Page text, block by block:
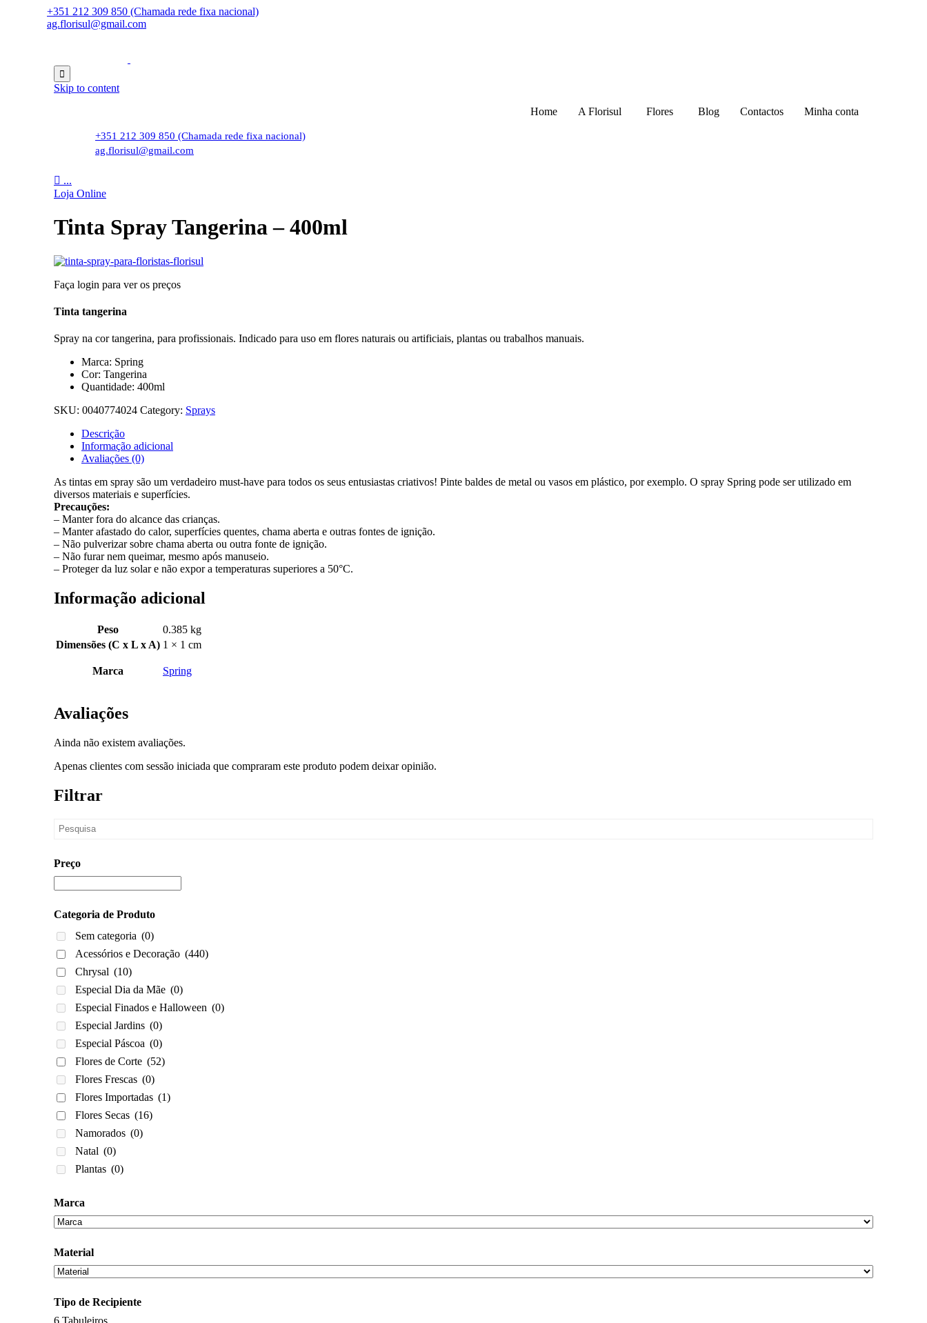
+351 212 309 850 (Chamada rede fixa nacional)
ag.florisul@gmail.com

Skip to content
Home
A Florisul Flores Blog Contactos Minha conta
+351 212 309 850 (Chamada rede fixa nacional)
ag.florisul@gmail.com
 ...
Loja Online
Tinta Spray Tangerina – 400ml
Faça login para ver os preços
Tinta tangerina
Spray na cor tangerina, para profissionais. Indicado para uso em flores naturais ou artificiais, plantas ou trabalhos manuais.
Marca: Spring
Cor: Tangerina
Quantidade: 400ml
SKU: 0040774024 Category: Sprays
Descrição
Informação adicional
Avaliações (0)
As tintas em spray são um verdadeiro must-have para todos os seus entusiastas criativos! Pinte baldes de metal ou vasos em plástico, por exemplo. O spray Spring pode ser utilizado em
diversos materiais e superfícies.
Precauções:
– Manter fora do alcance das crianças.
– Manter afastado do calor, superfícies quentes, chama aberta e outras fontes de ignição.
– Não pulverizar sobre chama aberta ou outra fonte de ignição.
– Não furar nem queimar, mesmo após manuseio.
– Proteger da luz solar e não expor a temperaturas superiores a 50°C.
Informação adicional
Peso
0.385 kg
Dimensões (C x L x A) 1 × 1 cm
Marca Spring
Avaliações
Ainda não existem avaliações.
Apenas clientes com sessão iniciada que compraram este produto podem deixar opinião.
Filtrar
Preço
Categoria de Produto
Sem categoria (0)
Acessórios e Decoração (440)
Chrysal (10)
Especial Dia da Mãe (0)
Especial Finados e Halloween (0)
Especial Jardins (0)
Especial Páscoa (0)
Flores de Corte (52)
Flores Frescas (0)
Flores Importadas (1)
Flores Secas (16)
Namorados (0)
Natal (0)
Plantas (0)
Marca
Material
Tipo de Recipiente